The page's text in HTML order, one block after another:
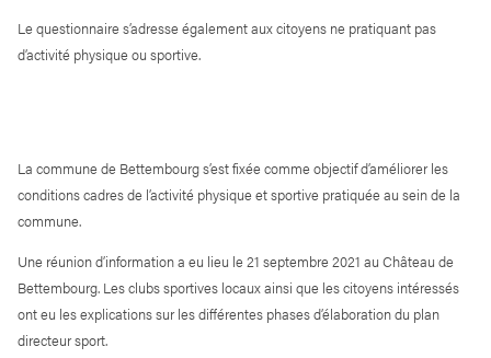
Le questionnaire s’adresse également aux citoyens ne pratiquant pas
d’activité physique ou sportive.
La commune de Bettembourg s’est fixée comme objectif d’améliorer les
conditions cadres de l’activité physique et sportive pratiquée au sein de la
commune.
Une réunion d’information a eu lieu le 21 septembre 2021 au Château de
Bettembourg. Les clubs sportives locaux ainsi que les citoyens intéressés
ont eu les explications sur les différentes phases d’élaboration du plan
directeur sport.